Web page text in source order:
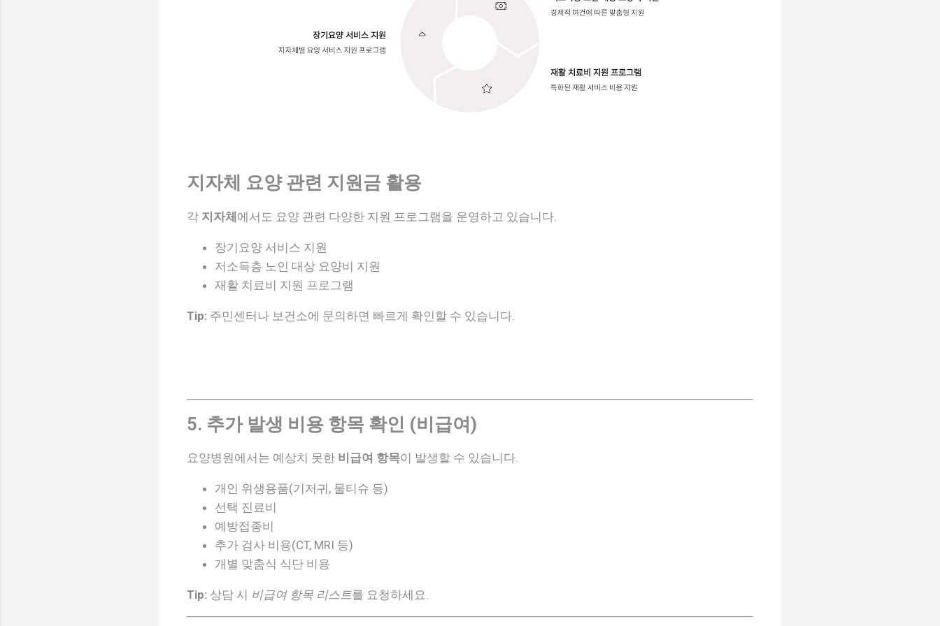
지자체 요양 관련 지원금 활용
각 지자체에서도 요양 관련 다양한 지원 프로그램을 운영하고 있습니다.
장기요양 서비스 지원
저소득층 노인 대상 요양비 지원
재활 치료비 지원 프로그램
Tip: 주민센터나 보건소에 문의하면 빠르게 확인할 수 있습니다.
5. 추가 발생 비용 항목 확인 (비급여)
요양병원에서는 예상치 못한 비급여 항목이 발생할 수 있습니다.
개인 위생용품(기저귀, 물티슈 등)
선택 진료비
예방접종비
추가 검사 비용(CT, MRI 등)
개별 맞춤식 식단 비용
Tip: 상담 시 비급여 항목 리스트를 요청하세요.